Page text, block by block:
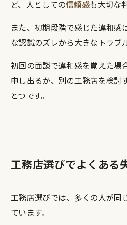
ど、人としての信頼感も大切な
また、初期段階で感じた違和感
な認識のズレから大きなトラブ
初回の面談で違和感を覚えた場
申し出るか、別の工務店を検討
とつです。
工務店選びでよくある
工務店選びでは、多くの人が同
ています。